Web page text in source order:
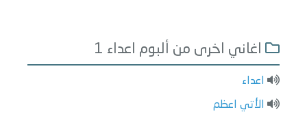
اغاني اخرى من ألبوم اعداء 1
اعداء
الأتي اعظم